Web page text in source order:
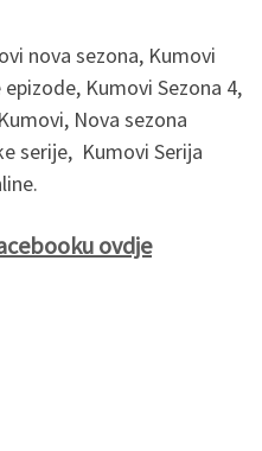
nova sezona, Kumovi
Kumovi Sezona 4,
Nova sezona
serije, Kumovi Serija
ovdje